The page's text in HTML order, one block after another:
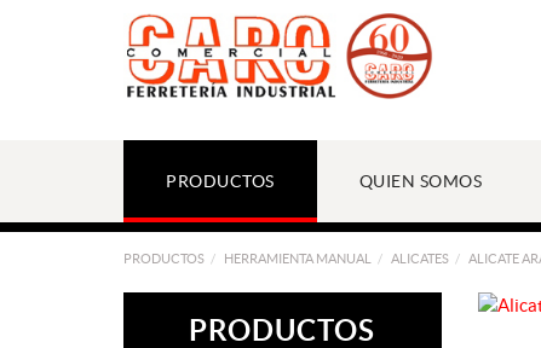
PRODUCTOS QUIEN SOMOS
PRODUCTOS HERRAMIENTA MANUAL ALICATES ALICATE
PRODUCTOS